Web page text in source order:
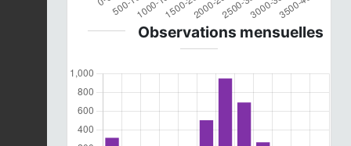
Observations mensuelles